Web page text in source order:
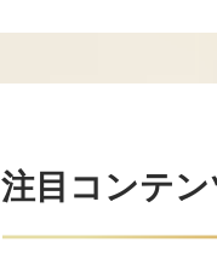
注目コンテン